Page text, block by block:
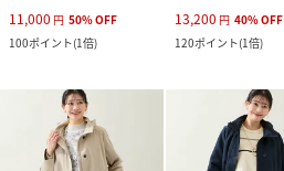
11,000 円 50%OFF
100ポイント(1倍)
13,200 円 40%OFF
120ポイント(1倍)